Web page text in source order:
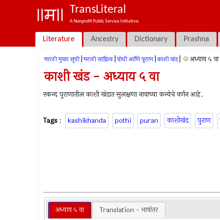
TransLiteral
A Nonprofit Public Service Initiative.
Literature Ancestry Dictionary Prashna
मराठी मुख्य सूची मराठी साहित्य पोथी आणि पुराण काशी खंड अध्याय ५ वा
काशी खंड - अध्याय ५ वा
स्कन्द पुराणातील काशी खंडात सुलक्षणा नावाच्या कन्येचे वर्णन आहे.
Tags : kashikhanda pothi puran काशीखंड पुराण
अध्याय ५ वा Translation - भाषांतर